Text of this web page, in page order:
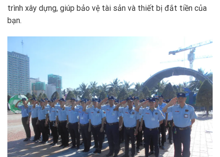
trình xây dựng, giúp bảo vệ tài sản và thiết bị đắt tiền của
bạn.